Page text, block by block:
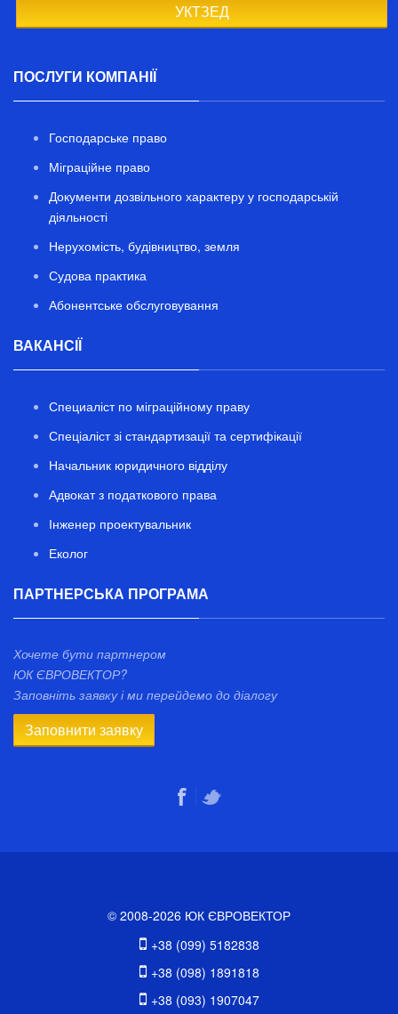
УКТЗЕД
ПОСЛУГИ КОМПАНІЇ
Господарське право
Міграційне право
Документи дозвільного характеру у господарській
діяльності
Нерухомість, будівництво, земля
Судова практика
Абонентське обслуговування
ВАКАНСІЇ
Специаліст по міграційному праву
Спеціаліст зі стандартизації та сертифікації
Начальник юридичного відділу
Адвокат з податкового права
Інженер проектувальник
Еколог
ПАРТНЕРСЬКА ПРОГРАМА
Хочете бути партнером
ЮК ЄВРОВЕКТОР?
Заповніть заявку і ми перейдемо до діалогу
Заповнити заявку
© 2008-2026 ЮК ЄВРОВЕКТОР
+38 (099) 5182838
+38 (098) 1891818
+38 (093) 1907047